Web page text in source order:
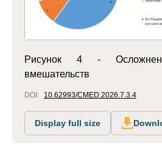
Рисунок 4 -
вмешательств
DOI: 10.62993/CMED.2026.7.3.4
Display full size